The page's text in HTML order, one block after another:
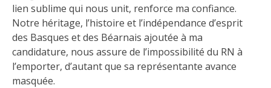
lien sublime qui nous unit, renforce ma confiance.
Notre héritage, l’histoire et l’indépendance d’esprit
des Basques et des Béarnais ajoutée à ma
candidature, nous assure de l’impossibilité du RN à
l’emporter, d’autant que sa représentante avance
masquée.